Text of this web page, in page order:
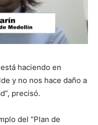
haciendo en
y no nos hace daño a
precisó.
del “Plan de